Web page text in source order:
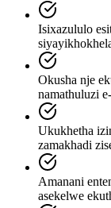
Isixazululo
Okusha nje
namathuluzi
Ukukhetha
zamakhadi
Amanani
asekelwe